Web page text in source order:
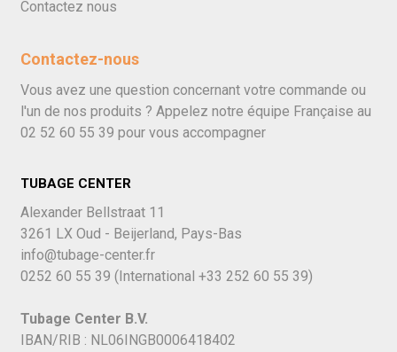
Contactez nous
Contactez-nous
Vous avez une question concernant votre commande ou
l'un de nos produits ? Appelez notre équipe Française au
02 52 60 55 39 pour vous accompagner
TUBAGE CENTER
Alexander Bellstraat 11
3261 LX Oud - Beijerland, Pays-Bas
info@tubage-center.fr
0252 60 55 39 (International +33 252 60 55 39)
Tubage Center B.V.
IBAN/RIB : NL06INGB0006418402